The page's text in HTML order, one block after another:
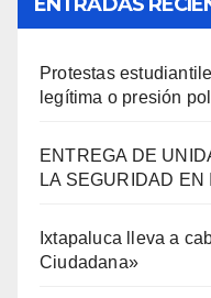
ENTRADAS
Protestas
legítima o presión
ENTREGA DE
LA SEGURIDAD EN
Ixtapaluca lleva a
Ciudadana»